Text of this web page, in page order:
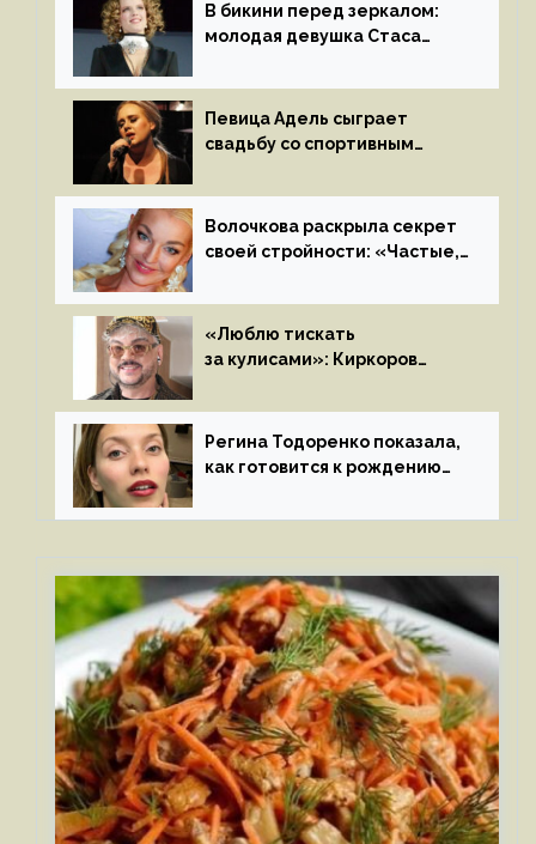
В бикини перед зеркалом:
молодая девушка Стаса
на камеру
Певица Адель сыграет
свадьбу со спортивным
летом
Волочкова раскрыла секрет
своей стройности: «Частые,
«Люблю тискать
за кулисами»: Киркоров
к молодой особе
Регина Тодоренко показала,
как готовится к рождению